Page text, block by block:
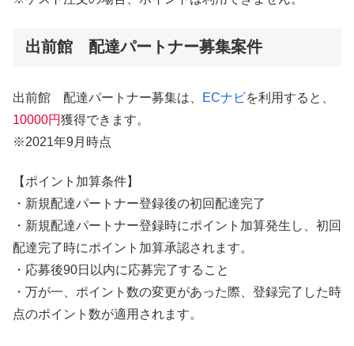
出前館 配達パートナー募集案件
出前館 配達パートナー募集は、 ECナビを利用すると、
10000円獲得できます。
※2021年9月時点
【ポイント加算条件】
・新規配達パートナー登録後の初回配達完了
・新規配達パートナー登録時にポイント加算発生し、初回
配達完了時にポイント加算承認されます。
・応募後90日以内に応募完了すること
・万が一、ポイント数の変更があった際、登録完了した時
点のポイント数が適用されます。